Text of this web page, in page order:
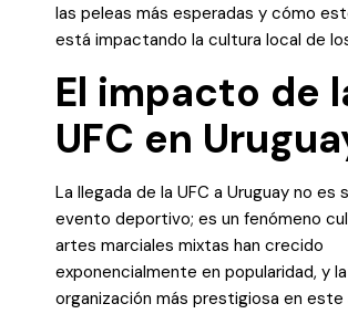
las peleas más esperadas y cómo
está impactando la cultura local de
El impacto de
UFC en
La llegada de la UFC a Uruguay no es
evento deportivo; es un fenómeno
artes marciales mixtas han crecido
exponencialmente en popularidad, y la
organización más prestigiosa en este